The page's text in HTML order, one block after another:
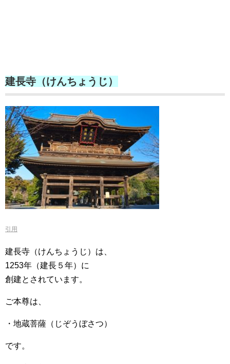
建長寺（けんちょうじ）
引用
建長寺（けんちょうじ）は、
1253年（建長５年）に
創建とされています。
ご本尊は、
・地蔵菩薩（じぞうぼさつ）
です。